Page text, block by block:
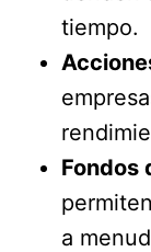
tiempo.
Fondos
a